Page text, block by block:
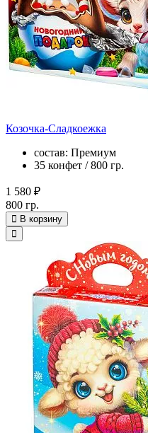
Козочка-Сладкоежка
состав: Премиум
35 конфет / 800 гр.
1 580 ₽
800 гр.
В корзину